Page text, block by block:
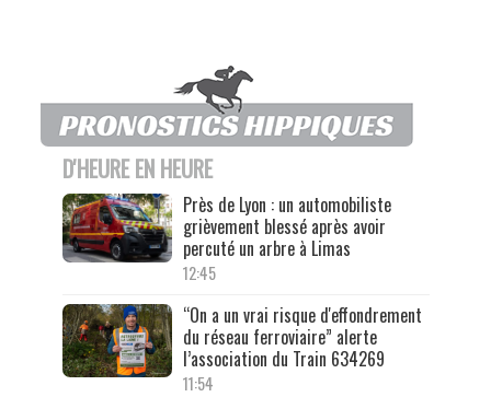
D'HEURE EN HEURE
Près de Lyon : un automobiliste
grièvement blessé après avoir
percuté un arbre à Limas
12:45
“On a un vrai risque d'effondrement
du réseau ferroviaire” alerte
l’association du Train 634269
11:54